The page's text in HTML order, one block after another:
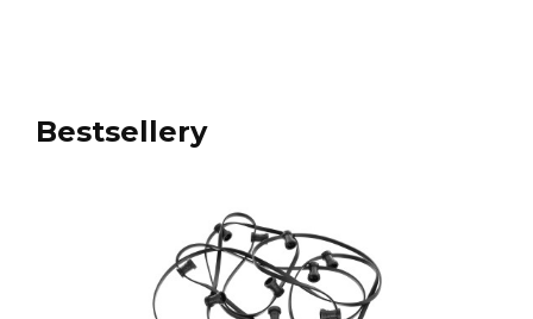
Bestsellery